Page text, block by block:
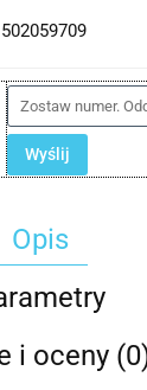
Wyślij
Opis
i oceny